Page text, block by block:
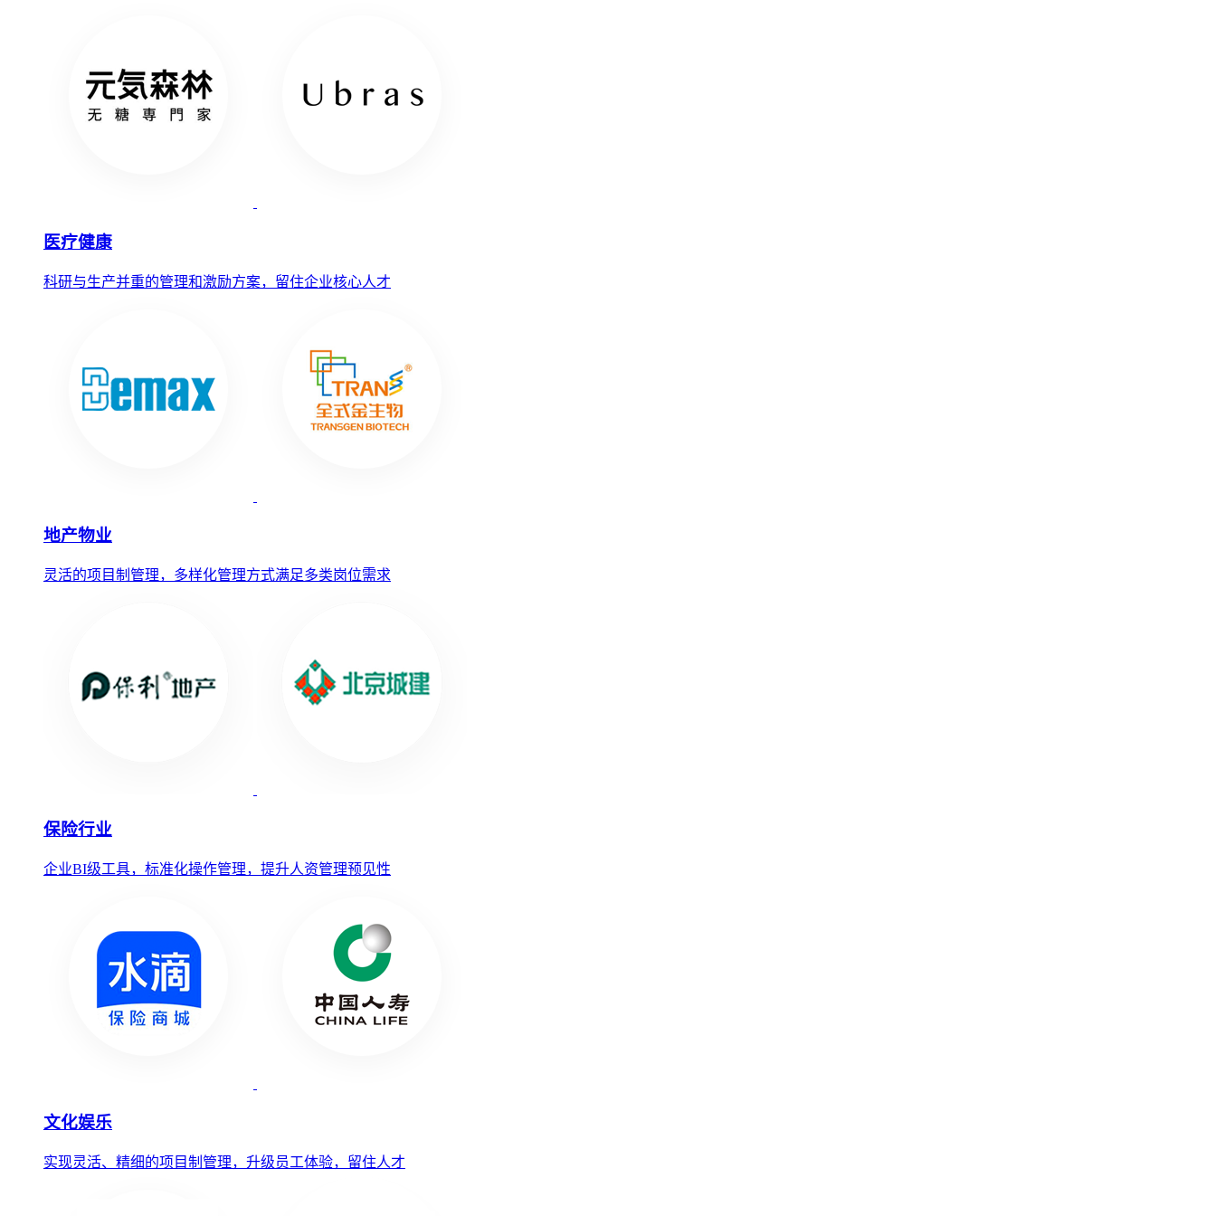
医疗健康
科研与生产并重的管理和激励方案，留住企业核心人才
地产物业
灵活的项目制管理，多样化管理方式满足多类岗位需求
保险行业
企业BI级工具，标准化操作管理，提升人资管理预见性
文化娱乐
实现灵活、精细的项目制管理，升级员工体验，留住人才